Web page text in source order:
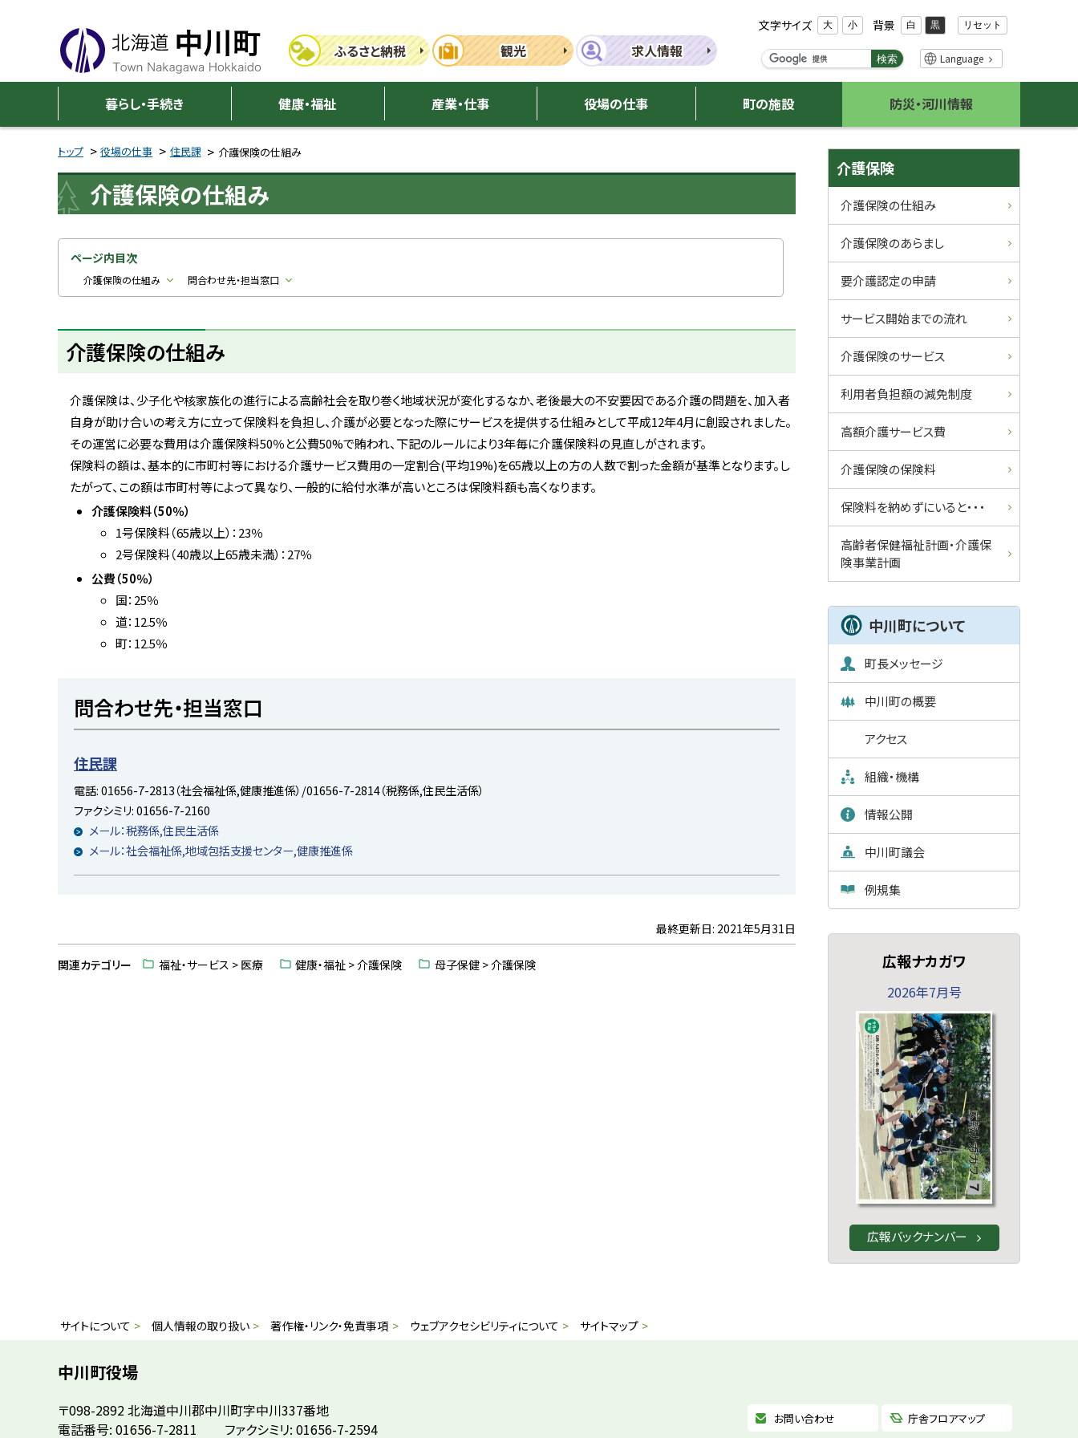
メ
ュ
中
川
町
ふるさと納税 観光 求人情報
文字サイズ 大 小 背景 白 黒 リセット
検
ー
ワ
検索 Language
暮らし・手続き 健康・福祉 産業・仕事 役場の仕事 町の施設 防災・河川情報
トップ 役場の仕事 住民課 介護保険の仕組み
介護保険の仕組み
ページ内目次
介護保険の仕組み 問合わせ先・担当窓口
介護保険の仕組み
介護保険は、少子化や核家族化の進行による高齢社会を取り巻く地域状況が変化するなか、老後最大の不安要因である介護の問題を、加入者
自身が助け合いの考え方に立って保険料を負担し、介護が必要となった際にサービスを提供する仕組みとして平成12年4月に創設されました。
その運営に必要な費用は介護保険料50％と公費50%で賄われ、下記のルールにより3年毎に介護保険料の見直しがされます。
保険料の額は、基本的に市町村等における介護サービス費用の一定割合(平均19%)を65歳以上の方の人数で割った金額が基準となります。し
たがって、この額は市町村等によって異なり、一般的に給付水準が高いところは保険料額も高くなります。
介護保険料（50％）
1号保険料（65歳以上）：23％
2号保険料（40歳以上65歳未満）：27％
公費（50％）
国：25％
道：12.5％
町：12.5％
ッ
プ
に
戻
る
問合わせ先・担当窓口
住民課
電話:01656-7-2813（社会福祉係,健康推進係）/01656-7-2814（税務係,住民生活係）
ファクシミリ:01656-7-2160
メール：税務係,住民生活係
メール：社会福祉係,地域包括支援センター,健康推進係
プ
最終更新日: 2021年5月31日
関連カテゴリー 福祉・サービス > 医療 健康・福祉 > 介護保険 母子保健 > 介護保険
サ
イ
ド
・
メ
ニ
ュ
ー
介護保険
介護保険の仕組み
介護保険のあらまし
要介護認定の申請
サービス開始までの流れ
介護保険のサービス
利用者負担額の減免制度
高額介護サービス費
介護保険の保険料
保険料を納めずにいると・・・
高齢者保健福祉計画・介護保
険事業計画
中川町について
町長メッセージ
中川町の概要
アクセス
組織・機構
情報公開
中川町議会
例規集
広報ナカガワ
2026年7月号
広報バックナンバー
サ
イ
情
サイトについて 個人情報の取り扱い 著作権・リンク・免責事項 ウェブアクセシビリティについて サイトマップ
中川町役場
〒098-2892北海道中川郡中川町字中川337番地
電話番号: 01656-7-2811
ファクシミリ: 01656-7-2594
お問い合わせ 庁舎フロアマップ
戻
メ